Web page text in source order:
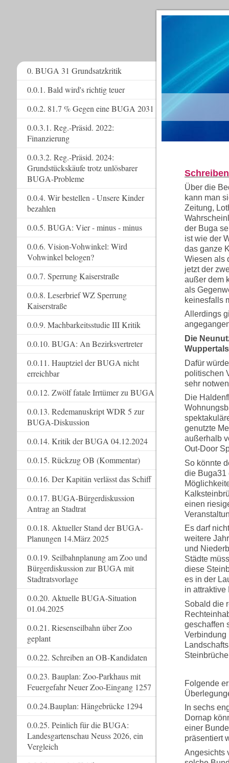
Über die
kann man
Zeitung,
der Buga
ist wie der
das ganze
Wiesen als
jetzt der
außer dem
als
keinesfalls
Allerdings
Die
Dafür
politischen
sehr
Die
genutzte
außerhalb
Out-Door
So könnte
die Buga31
einen
Es darf
weitere
und
Städte
diese
es in der
in attraktive
Sobald die
geschaffen
Verbindung
Folgende
In sechs
Dornap
einer
präsentiert
Angesichts
0. BUGA 31 Grundsatzkritik
0.0.1. Bald wird's richtig teuer
0.0.2. 81.7 % Gegen eine BUGA 2031
0.0.3.1. Reg.-Präsid. 2022:
Finanzierung
0.0.3.2. Reg.-Präsid. 2024:
Grundstückskäufe trotz unlösbarer
BUGA-Probleme
0.0.4. Wir bestellen - Unsere Kinder
bezahlen
0.0.5. BUGA: Vier - minus - minus
0.0.6. Vision-Vohwinkel: Wird
Vohwinkel belogen?
0.0.7. Sperrung Kaiserstraße
0.0.8. Leserbrief WZ Sperrung
Kaiserstraße
0.0.9. Machbarkeitsstudie III Kritik
0.0.10. BUGA: An Bezirksvertreter
0.0.11. Hauptziel der BUGA nicht
erreichbar
0.0.12. Zwölf fatale Irrtümer zu BUGA
0.0.13. Redemanuskript WDR 5 zur
BUGA-Diskussion
0.0.14. Kritik der BUGA 04.12.2024
0.0.15. Rückzug OB (Kommentar)
0.0.16. Der Kapitän verlässt das Schiff
0.0.17. BUGA-Bürgerdiskussion
Antrag an Stadtrat
0.0.18. Aktueller Stand der BUGA-
Planungen 14.März 2025
0.0.19. Seilbahnplanung am Zoo und
Bürgerdiskussion zur BUGA mit
Stadtratsvorlage
0.0.20. Aktuelle BUGA-Situation
01.04.2025
0.0.21. Riesenseilbahn über Zoo
geplant
0.0.22. Schreiben an OB-Kandidaten
0.0.23. Bauplan: Zoo-Parkhaus mit
Feuergefahr Neuer Zoo-Eingang 1257
0.0.24.Bauplan: Hängebrücke 1294
0.0.25. Peinlich für die BUGA:
Landesgartenschau Neuss 2026, ein
Vergleich